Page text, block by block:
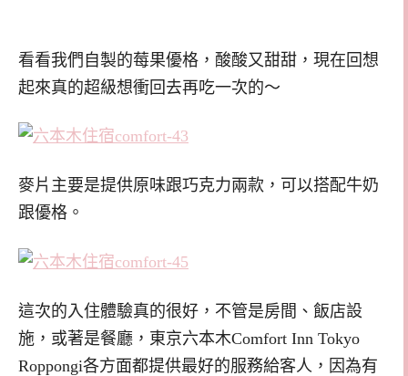
看看我們自製的莓果優格，酸酸又甜甜，現在回想
起來真的超級想衝回去再吃一次的～
麥片主要是提供原味跟巧克力兩款，可以搭配牛奶
跟優格。
這次的入住體驗真的很好，不管是房間、飯店設
施，或著是餐廳， 東京六本木Comfort Inn Tokyo
Roppongi各方面都提供最好的服務給客人，因為有